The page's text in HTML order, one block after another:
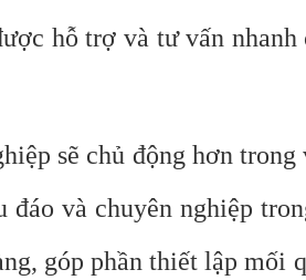
hỗ trợ và tư vấn nhanh
sẽ chủ động hơn trong
đáo và chuyên nghiệp
góp phần thiết lập mối